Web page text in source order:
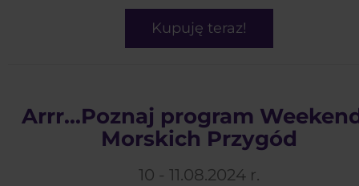
Kupuję teraz!
Arrr...Poznaj program
Morskich Przygód
10 - 11.08.2024 r.